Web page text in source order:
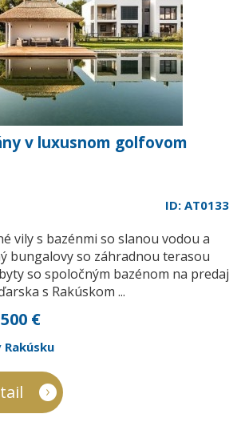
v luxusnom golfovom
ID: AT0133
vily s bazénmi so slanou vodou a
bungalovy so záhradnou terasou
so spoločným bazénom na predaj
s Rakúskom ...
€